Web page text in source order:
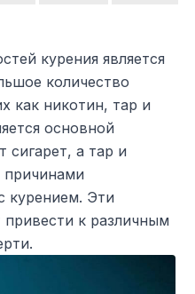
курения является
количество
как никотин, тар и
основной
сигарет, а тар и
причинами
курением. Эти
к различным